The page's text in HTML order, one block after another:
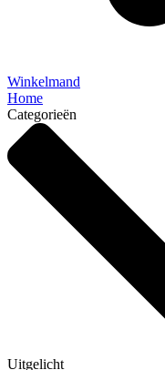
Winkelmand
Home
Categorieën
Uitgelicht